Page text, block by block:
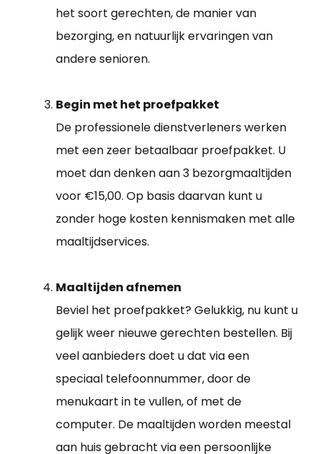
het soort gerechten, de manier van
bezorging, en natuurlijk ervaringen van
andere senioren.
Begin met het proefpakket
De professionele dienstverleners werken
met een zeer betaalbaar proefpakket. U
moet dan denken aan 3 bezorgmaaltijden
voor €15,00. Op basis daarvan kunt u
zonder hoge kosten kennismaken met alle
maaltijdservices.
Maaltijden afnemen
Beviel het proefpakket? Gelukkig, nu kunt u
gelijk weer nieuwe gerechten bestellen. Bij
veel aanbieders doet u dat via een
speciaal telefoonnummer, door de
menukaart in te vullen, of met de
computer. De maaltijden worden meestal
aan huis gebracht via een persoonlijke